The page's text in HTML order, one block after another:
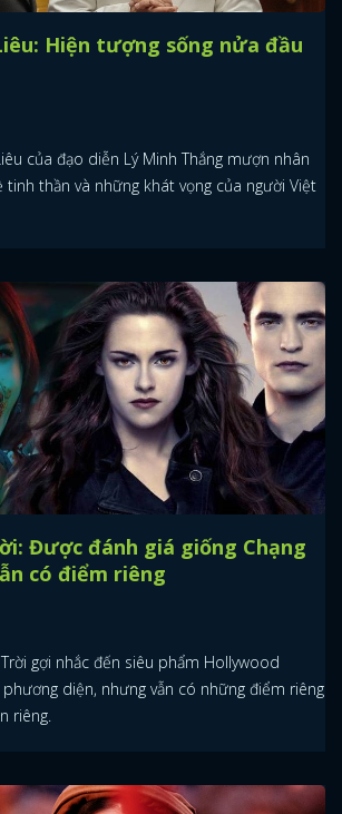
Hiện tượng sống nửa đầu
của đạo diễn Lý Minh Thắng mượn nhân
thần và những khát vọng của người Việt
Được đánh giá giống Chạng
có điểm riêng
gợi nhắc đến siêu phẩm Hollywood
diện, nhưng vẫn có những điểm riêng
riêng.